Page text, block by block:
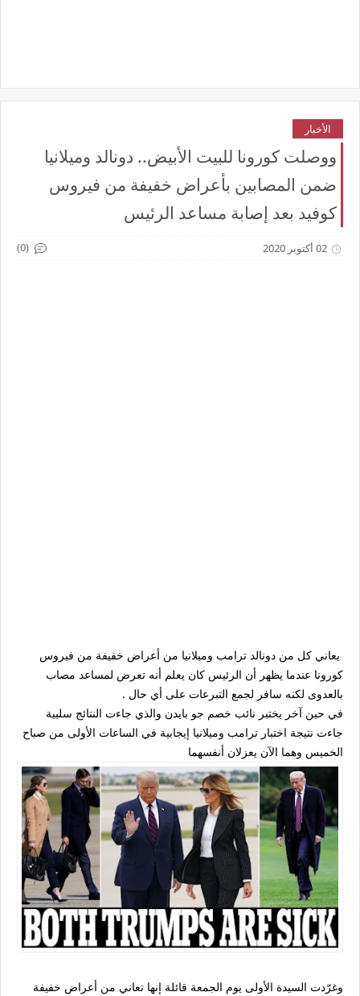
الأخبار
ووصلت كورونا للبيت الأبيض.. دونالد وميلانيا
ضمن المصابين بأعراض خفيفة من فيروس
كوفيد بعد إصابة مساعد الرئيس
02 أكتوبر 2020 (0)
يعاني كل من دونالد ترامب وميلانيا من أعراض خفيفة من فيروس
كورونا عندما يظهر أن الرئيس كان يعلم أنه تعرض لمساعد مصاب
بالعدوى لكنه سافر لجمع التبرعات على أي حال .
في حين آخر يختبر نائب خصم جو بايدن والذي جاءت النتائج سلبية
جاءت نتيجة اختبار ترامب وميلانيا إيجابية في الساعات الأولى من صباح
الخميس وهما الآن يعزلان أنفسهما
وغرّدت السيدة الأولى يوم الجمعة قائلة إنها تعاني من أعراض خفيفة